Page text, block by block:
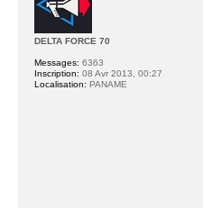
DELTA FORCE 70
Messages: 6363
Inscription: 08 Avr 2013, 00:27
Localisation: PANAME